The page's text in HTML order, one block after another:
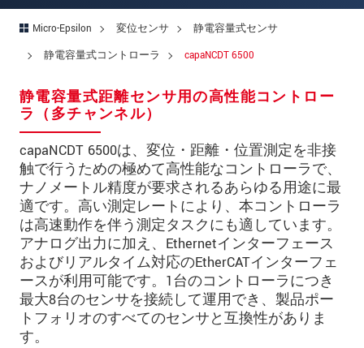
Micro-Epsilon 変位センサ
静電容量式センサ
静電容量式コントローラ
capaNCDT 6500
静電容量式距離センサ用の高性能コントロー
ラ（多チャンネル）
capaNCDT 6500は、変位・距離・位置測定を非接
触で行うための極めて高性能なコントローラで、
ナノメートル精度が要求されるあらゆる用途に最
適です。高い測定レートにより、本コントローラ
は高速動作を伴う測定タスクにも適しています。
アナログ出力に加え、Ethernetインターフェース
およびリアルタイム対応のEtherCATインターフェ
ースが利用可能です。1台のコントローラにつき
最大8台のセンサを接続して運用でき、製品ポー
トフォリオのすべてのセンサと互換性がありま
す。
メールアドレ
ス *
ご連絡願います
印刷された製品カタログを送ってくだ
さい
直接訪問してほしい
* 必須フィールド。
私たちはお客様の個人情報を内密に扱います。
個人情報に関するプライバシーステートメント